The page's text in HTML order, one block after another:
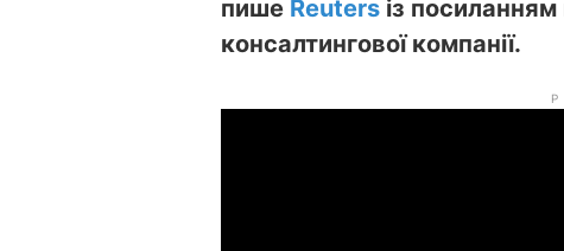
пише Reuters із посиланням
консалтингової компанії.